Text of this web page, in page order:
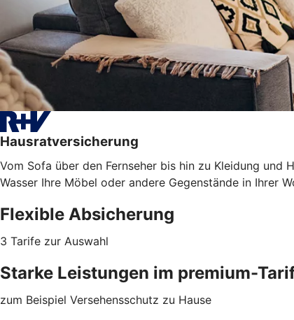
Hausratversicherung
Vom Sofa über den Fernseher bis hin zu Kleidung und
Wasser Ihre Möbel oder andere Gegenstände in Ihrer
Flexible Absicherung
3 Tarife zur Auswahl
Starke Leistungen im premium-
zum Beispiel Versehensschutz zu Hause